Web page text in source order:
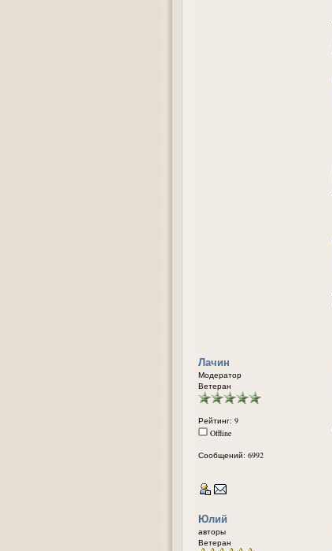
Лачин
Модератор
Ветеран
Рейтинг: 9
Offline
Сообщений: 6992
Юлий
авторы
Ветеран